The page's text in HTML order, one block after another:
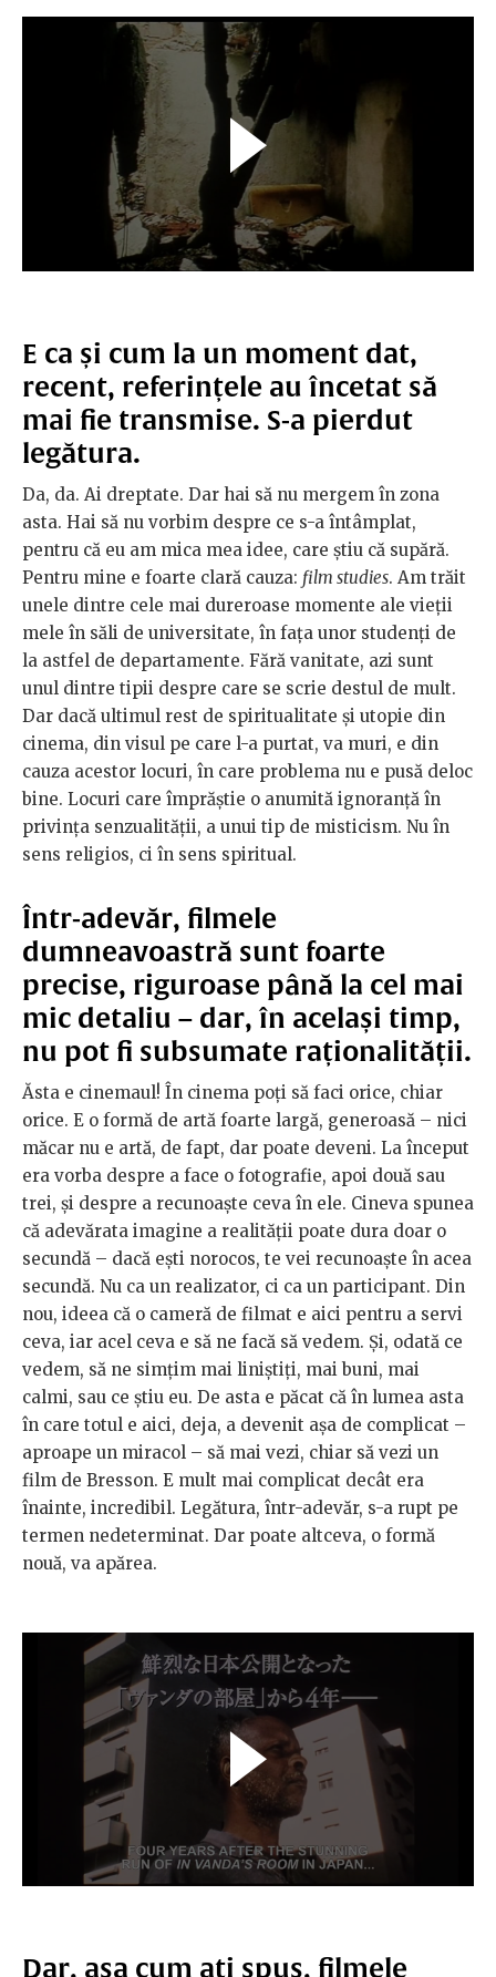
E ca și cum la un moment dat,
recent, referințele au încetat să
mai fie transmise. S-a pierdut
legătura.
Da, da. Ai dreptate. Dar hai să nu mergem în zona
asta. Hai să nu vorbim despre ce s-a întâmplat,
pentru că eu am mica mea idee, care știu că supără.
Pentru mine e foarte clară cauza: film studies. Am trăit
unele dintre cele mai dureroase momente ale vieții
mele în săli de universitate, în fața unor studenți de
la astfel de departamente. Fără vanitate, azi sunt
unul dintre tipii despre care se scrie destul de mult.
Dar dacă ultimul rest de spiritualitate și utopie din
cinema, din visul pe care l-a purtat, va muri, e din
cauza acestor locuri, în care problema nu e pusă deloc
bine. Locuri care împrăștie o anumită ignoranță în
privința senzualității, a unui tip de misticism. Nu în
sens religios, ci în sens spiritual.
Într-adevăr, filmele
dumneavoastră sunt foarte
precise, riguroase până la cel mai
mic detaliu – dar, în același timp,
nu pot fi subsumate raționalității.
Ăsta e cinemaul! În cinema poți să faci orice, chiar
orice. E o formă de artă foarte largă, generoasă – nici
măcar nu e artă, de fapt, dar poate deveni. La început
era vorba despre a face o fotografie, apoi două sau
trei, și despre a recunoaște ceva în ele. Cineva spunea
că adevărata imagine a realității poate dura doar o
secundă – dacă ești norocos, te vei recunoaște în acea
secundă. Nu ca un realizator, ci ca un participant. Din
nou, ideea că o cameră de filmat e aici pentru a servi
ceva, iar acel ceva e să ne facă să vedem. Și, odată ce
vedem, să ne simțim mai liniștiți, mai buni, mai
calmi, sau ce știu eu. De asta e păcat că în lumea asta
în care totul e aici, deja, a devenit așa de complicat –
aproape un miracol – să mai vezi, chiar să vezi un
film de Bresson. E mult mai complicat decât era
înainte, incredibil. Legătura, într-adevăr, s-a rupt pe
termen nedeterminat. Dar poate altceva, o formă
nouă, va apărea.
Dar, așa cum ați spus, filmele